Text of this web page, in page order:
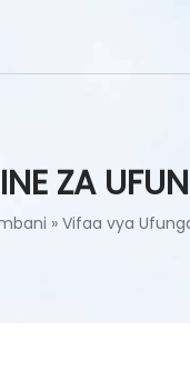
ZA
» Vifaa vya